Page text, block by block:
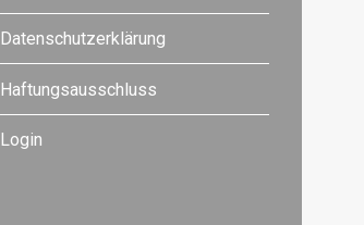
Datenschutzerklärung
Haftungsausschluss
Login